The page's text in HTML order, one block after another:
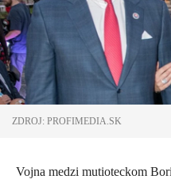
ZDROJ: PROFIMEDIA.SK
Vojna medzi mutioteckom